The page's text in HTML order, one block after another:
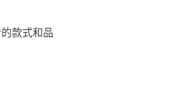
款式和品